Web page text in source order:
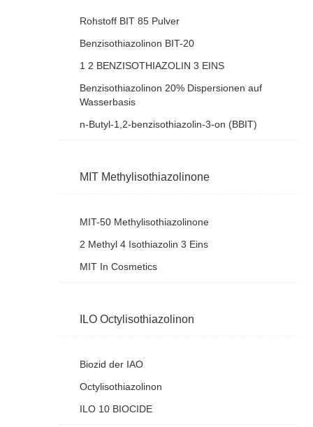
Rohstoff BIT 85 Pulver
Benzisothiazolinon BIT-20
1 2 BENZISOTHIAZOLIN 3 EINS
Benzisothiazolinon 20% Dispersionen auf
Wasserbasis
n-Butyl-1,2-benzisothiazolin-3-on (BBIT)
MIT Methylisothiazolinone
MIT-50 Methylisothiazolinone
2 Methyl 4 Isothiazolin 3 Eins
MIT In Cosmetics
ILO Octylisothiazolinon
Biozid der IAO
Octylisothiazolinon
ILO 10 BIOCIDE